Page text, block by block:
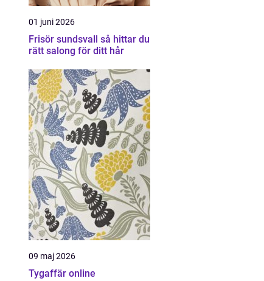
01 juni 2026
Frisör sundsvall så hittar du
rätt salong för ditt hår
09 maj 2026
Tygaffär online